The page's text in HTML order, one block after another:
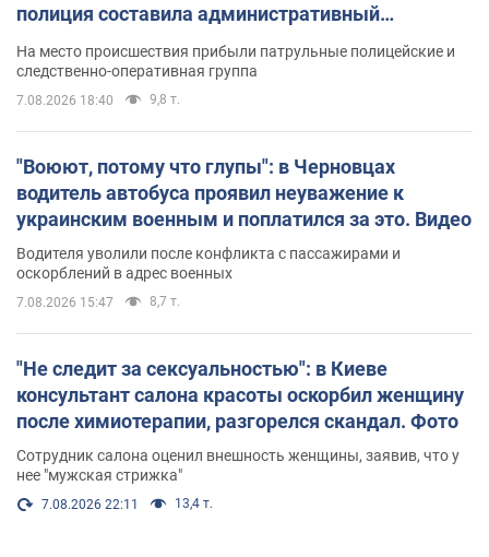
полиция составила административный
На место происшествия прибыли патрульные полицейские и
следственно-оперативная группа
7.08.2026 18:40 9,8 т.
"Воюют, потому что глупы": в Черновцах
водитель автобуса проявил неуважение к
украинским военным и поплатился за это. Видео
Водителя уволили после конфликта с пассажирами и
оскорблений в адрес военных
7.08.2026 15:47 8,7 т.
"Не следит за сексуальностью": в Киеве
консультант салона красоты оскорбил женщину
после химиотерапии, разгорелся скандал. Фото
Сотрудник салона оценил внешность женщины, заявив, что у
нее "мужская стрижка"
7.08.2026 22:11 13,4 т.